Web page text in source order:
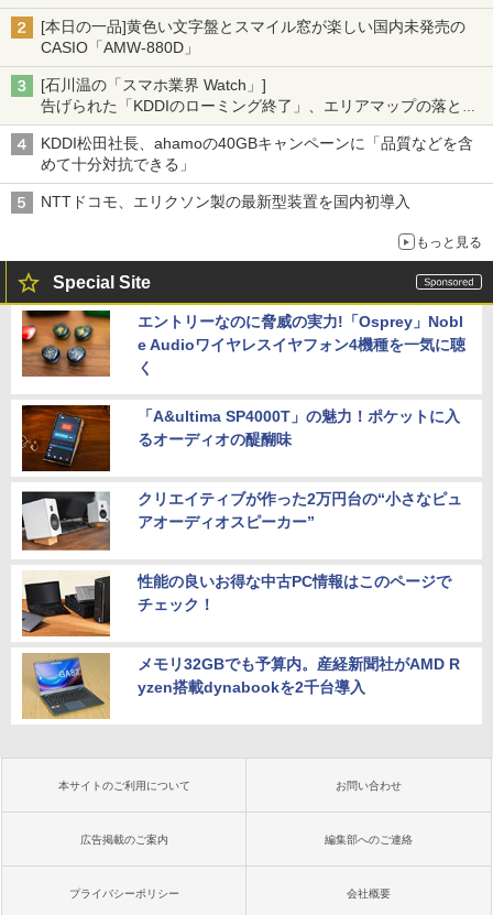
[本日の一品]黄色い文字盤とスマイル窓が楽しい国内未発売の
CASIO「AMW-880D」
[石川温の「スマホ業界 Watch」]
告げられた「KDDIのローミング終了」、エリアマップの落とし
穴と楽天モバイルの課題
KDDI松田社長、ahamoの40GBキャンペーンに「品質などを含
めて十分対抗できる」
NTTドコモ、エリクソン製の最新型装置を国内初導入
もっと見る
Special Site
エントリーなのに脅威の実力!「Osprey」Nobl
e Audioワイヤレスイヤフォン4機種を一気に聴
く
「A&ultima SP4000T」の魅力！ポケットに入
るオーディオの醍醐味
クリエイティブが作った2万円台の“小さなピュ
アオーディオスピーカー”
性能の良いお得な中古PC情報はこのページで
チェック！
メモリ32GBでも予算内。産経新聞社がAMD R
yzen搭載dynabookを2千台導入
本サイトのご利用について お問い合わせ
広告掲載のご案内 編集部へのご連絡
プライバシーポリシー 会社概要